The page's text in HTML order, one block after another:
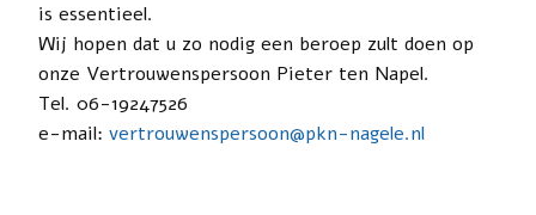
is essentieel.
Wij hopen dat u zo nodig een beroep zult doen op
onze Vertrouwenspersoon Pieter ten Napel.
Tel. 06-19247526
e-mail: vertrouwenspersoon@pkn-nagele.nl